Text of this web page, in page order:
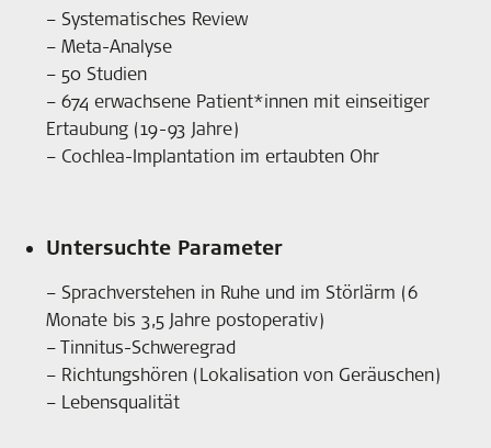
– Systematisches Review
– Meta-Analyse
– 50 Studien
– 674 erwachsene Patient*innen mit einseitiger
Ertaubung (19-93 Jahre)
– Cochlea-Implantation im ertaubten Ohr
Untersuchte Parameter
– Sprachverstehen in Ruhe und im Störlärm (6
Monate bis 3,5 Jahre postoperativ)
– Tinnitus-Schweregrad
– Richtungshören (Lokalisation von Geräuschen)
– Lebensqualität